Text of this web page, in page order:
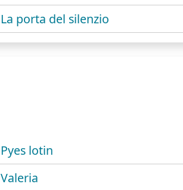
La porta del silenzio
Pyes lotin
Valeria